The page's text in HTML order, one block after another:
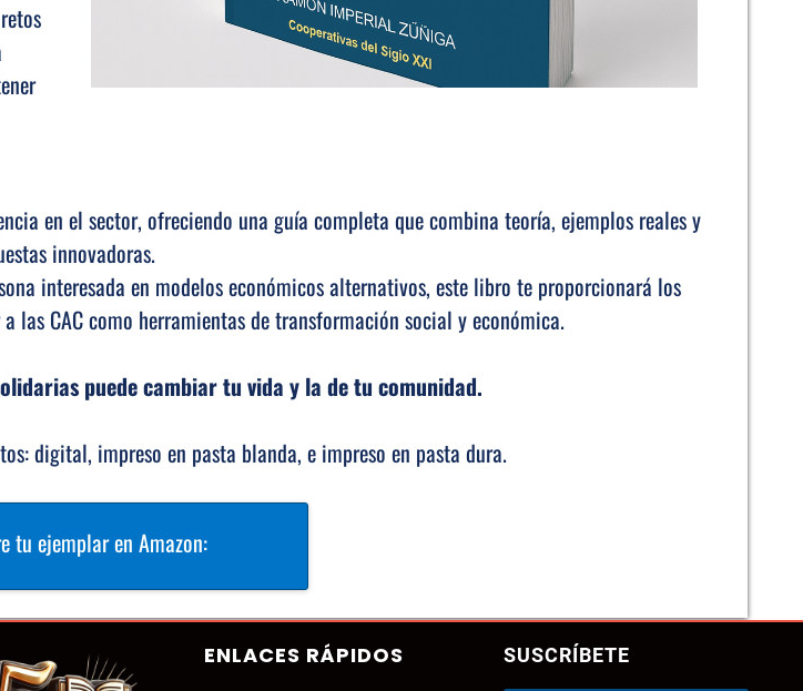
en el sector, ofreciendo una guía completa que combina teoría, ejemplos reales y
innovadoras.
interesada en modelos económicos alternativos, este libro te proporcionará los
las CAC como herramientas de transformación social y económica.
puede cambiar tu vida y la de tu comunidad.
digital, impreso en pasta blanda, e impreso en pasta dura.
tu ejemplar en Amazon:
ENLACES RÁPIDOS SUSCRÍBETE